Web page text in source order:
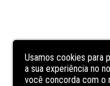
Usamos cookies para
a sua experiência no
você concorda com o